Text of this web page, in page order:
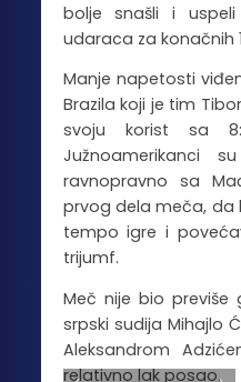
bolje snašli i
udaraca za konačnih
Manje napetosti
Brazila koji je tim
svoju korist sa
Južnoamerikanci
ravnopravno sa
prvog dela meča,
tempo igre i
trijumf.
Meč nije bio previše
srpski sudija Mihajlo
Aleksandrom
relativno lak posao.